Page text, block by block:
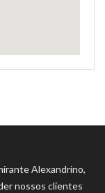
Alexandrino,
nossos clientes